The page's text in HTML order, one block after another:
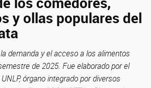
y ollas populares del
demanda y el acceso a los alimentos
de 2025. Fue elaborado por el
órgano integrado por diversos